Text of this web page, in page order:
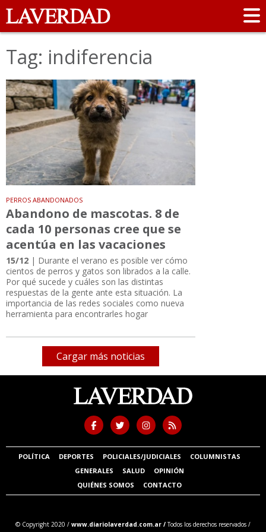
Tag: indiferencia
PERROS ABANDONADOS
Abandono de mascotas. 8 de
cada 10 personas cree que se
acentúa en las vacaciones
15/12 | Durante el verano es posible ver cómo
cientos de perros y gatos son librados a la calle.
Por qué sucede y cuáles son las distintas
respuestas de la gente ante esta situación. La
importancia de las redes sociales como nueva
herramienta para encontrarles hogar
Cargar más noticias
POLÍTICA DEPORTES POLICIALES/JUDICIALES
COLUMNISTAS
GENERALES
SALUD
OPINIÓN
QUIÉNES SOMOS
CONTACTO
© Copyright 2020 / www.diariolaverdad.com.ar /Todos los derechos reservados /